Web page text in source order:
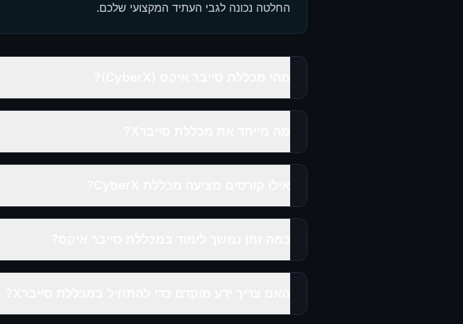
החלטה נכונה לגבי העתיד המקצועי שלכם.